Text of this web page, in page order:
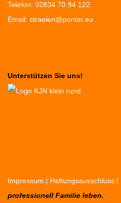
Telefon: 02834 70 94 122
Email: straelen@ponter.eu
Unterstützen Sie uns!
Impressum Haftungsausschluss
professionell Familie leben.